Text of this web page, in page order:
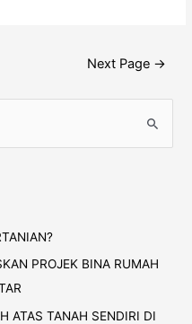
Next Page →
PROJEK BINA RUMAH
ATAS TANAH SENDIRI DI